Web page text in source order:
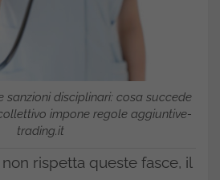
sanzioni disciplinari: cosa succede
impone regole aggiuntive-
trading.it
rispetta queste fasce, il